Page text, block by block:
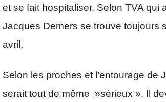
et se fait hospitaliser. Selon TVA qui
Jacques Demers se trouve toujours
avril.
Selon les proches et l’entourage de
serait tout de même »sérieux ». Il